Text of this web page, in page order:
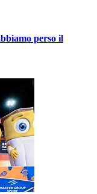
perso il